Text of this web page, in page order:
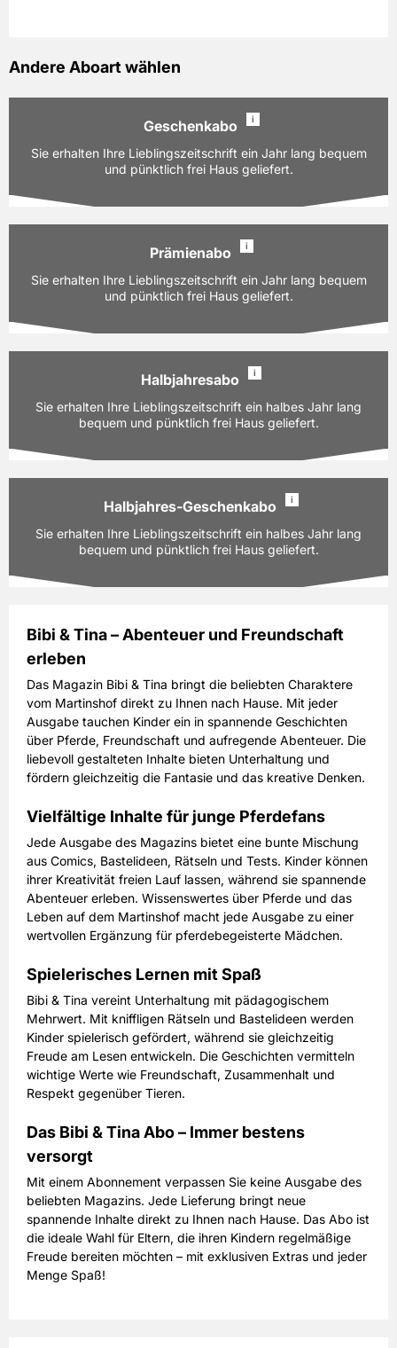
Andere Aboart wählen
Geschenkabo i
Sie erhalten Ihre Lieblingszeitschrift ein Jahr lang bequem
und pünktlich frei Haus geliefert.
Ausgaben:
9 Hefte für je z.Zt. 6,60 EUR
12 Monate
PAYBACK:
59,40 EUR
inkl. gesetzl. MwSt. & Versand
Prämie auswählen
Prämienabo i
Sie erhalten Ihre Lieblingszeitschrift ein Jahr lang bequem
und pünktlich frei Haus geliefert.
Ausgaben:
9 Hefte für je z.Zt. 6,60 EUR
Laufzeit:
12 Monate
PAYBACK:
59,40 EUR
inkl. gesetzl. MwSt. & Versand
Prämie auswählen
Halbjahresabo i
Sie erhalten Ihre Lieblingszeitschrift ein halbes Jahr lang
bequem und pünktlich frei Haus geliefert.
Ausgaben:
4 Hefte für je z.Zt. 6,60 EUR
Laufzeit:
6 Monate
PAYBACK:
inkl. gesetzl. MwSt. & Versand
Prämie auswählen
Halbjahres-Geschenkabo i
Sie erhalten Ihre Lieblingszeitschrift ein halbes Jahr lang
bequem und pünktlich frei Haus geliefert.
Ausgaben:
Laufzeit:
6 Monate
PAYBACK:
20 Basispunkte
Preis 26,40 EUR
inkl. gesetzl. MwSt. & Versand
Bibi & Tina – Abenteuer und Freundschaft
erleben
Das Magazin Bibi & Tina bringt die beliebten Charaktere
vom Martinshof direkt zu Ihnen nach Hause. Mit jeder
Ausgabe tauchen Kinder ein in spannende Geschichten
über Pferde, Freundschaft und aufregende Abenteuer. Die
liebevoll gestalteten Inhalte bieten Unterhaltung und
fördern gleichzeitig die Fantasie und das kreative Denken.
Vielfältige Inhalte für junge Pferdefans
Jede Ausgabe des Magazins bietet eine bunte Mischung
aus Comics, Bastelideen, Rätseln und Tests. Kinder können
ihrer Kreativität freien Lauf lassen, während sie spannende
Abenteuer erleben. Wissenswertes über Pferde und das
Leben auf dem Martinshof macht jede Ausgabe zu einer
wertvollen Ergänzung für pferdebegeisterte Mädchen.
Spielerisches Lernen mit Spaß
Bibi & Tina vereint Unterhaltung mit pädagogischem
Mehrwert. Mit kniffligen Rätseln und Bastelideen werden
Kinder spielerisch gefördert, während sie gleichzeitig
Freude am Lesen entwickeln. Die Geschichten vermitteln
wichtige Werte wie Freundschaft, Zusammenhalt und
Respekt gegenüber Tieren.
Das Bibi & Tina Abo – Immer bestens
versorgt
Mit einem Abonnement verpassen Sie keine Ausgabe des
beliebten Magazins. Jede Lieferung bringt neue
spannende Inhalte direkt zu Ihnen nach Hause. Das Abo ist
die ideale Wahl für Eltern, die ihren Kindern regelmäßige
Freude bereiten möchten – mit exklusiven Extras und jeder
Menge Spaß!